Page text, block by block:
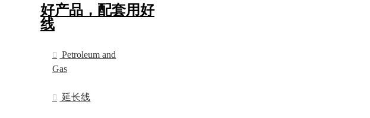
好产品，配套用好
线
Petroleum and
Gas
延长线